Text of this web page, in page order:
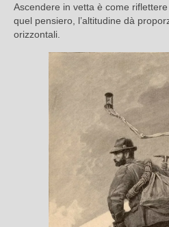
Ascendere in vetta è come
quel pensiero, l’altitudine dà
orizzontali.